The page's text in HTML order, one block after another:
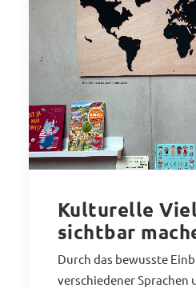
Kulturelle
sichtbar
Durch das bewusste
verschiedener Sprachen